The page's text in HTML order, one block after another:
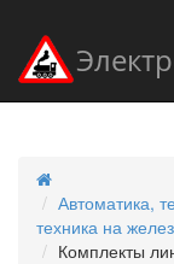
Автоматика,
техника на
Комплекты